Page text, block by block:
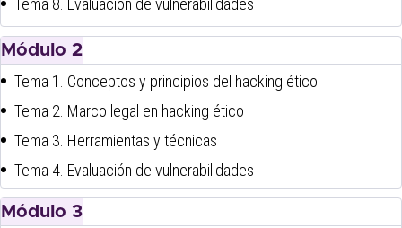
Tema 8. Evaluación de vulnerabilidades
Módulo 2
Tema 1. Conceptos y principios del hacking ético
Tema 2. Marco legal en hacking ético
Tema 3. Herramientas y técnicas
Tema 4. Evaluación de vulnerabilidades
Módulo 3